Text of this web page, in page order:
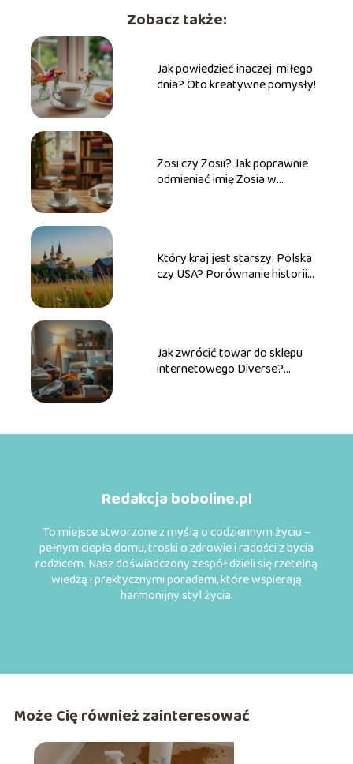
Zobacz także:
Jak powiedzieć inaczej: miłego
dnia? Oto kreatywne pomysły!
Zosi czy Zosii? Jak poprawnie
odmieniać imię Zosia w
Który kraj jest starszy: Polska
czy USA? Porównanie historii
Jak zwrócić towar do sklepu
internetowego Diverse?
Redakcja boboline.pl
To miejsce stworzone z myślą o codziennym życiu –
pełnym ciepła domu, troski o zdrowie i radości z bycia
rodzicem. Nasz doświadczony zespół dzieli się rzetelną
wiedzą i praktycznymi poradami, które wspierają
harmonijny styl życia.
Może Cię również zainteresować